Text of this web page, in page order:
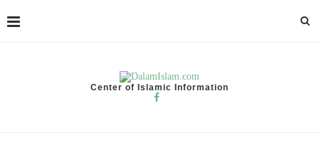
Center of Islamic Information